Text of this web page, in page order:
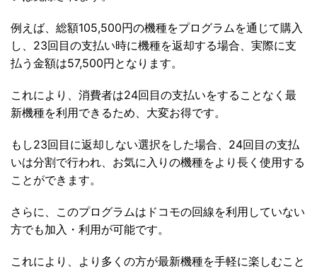
例えば、総額105,500円の機種をプログラムを通じて購入
し、23回目の支払い時に機種を返却する場合、実際に支
払う金額は57,500円となります。
これにより、消費者は24回目の支払いをすることなく最
新機種を利用できるため、大変お得です。
もし23回目に返却しない選択をした場合、24回目の支払
いは分割で行われ、お気に入りの機種をより長く使用する
ことができます。
さらに、このプログラムはドコモの回線を利用していない
方でも加入・利用が可能です。
これにより、より多くの方が最新機種を手軽に楽しむこと